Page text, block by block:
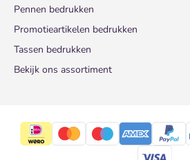
Pennen bedrukken
Promotieartikelen bedrukken
Tassen bedrukken
Bekijk ons assortiment